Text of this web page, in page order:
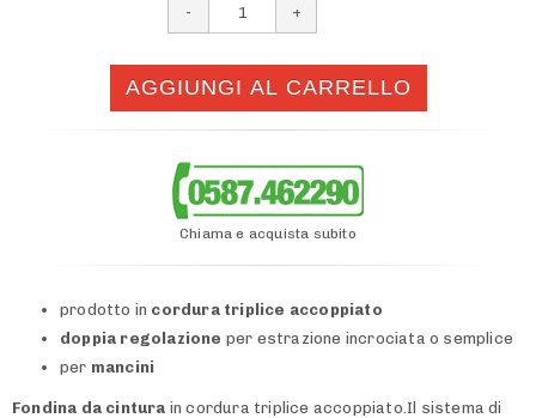
Chiama e acquista subito
prodotto in cordura triplice accoppiato
doppia regolazione per estrazione incrociata o semplice
per mancini
Fondina da cintura in cordura triplice accoppiato.Il sistema di